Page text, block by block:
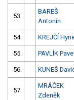
53.
BAREŠ
Antonín
54. KREJČÍ
55. PAVLÍK Pavel
56. KUNEŠ
57.
MRÁČEK
Zdeněk